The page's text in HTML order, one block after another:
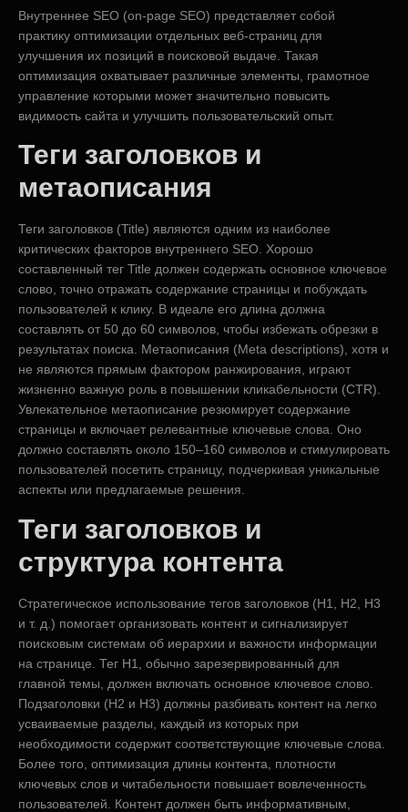
Внутреннее SEO (on-page SEO) представляет собой
практику оптимизации отдельных веб-страниц для
улучшения их позиций в поисковой выдаче. Такая
оптимизация охватывает различные элементы, грамотное
управление которыми может значительно повысить
видимость сайта и улучшить пользовательский опыт.
Теги заголовков и
метаописания
Теги заголовков (Title) являются одним из наиболее
критических факторов внутреннего SEO. Хорошо
составленный тег Title должен содержать основное ключевое
слово, точно отражать содержание страницы и побуждать
пользователей к клику. В идеале его длина должна
составлять от 50 до 60 символов, чтобы избежать обрезки в
результатах поиска. Метаописания (Meta descriptions), хотя и
не являются прямым фактором ранжирования, играют
жизненно важную роль в повышении кликабельности (CTR).
Увлекательное метаописание резюмирует содержание
страницы и включает релевантные ключевые слова. Оно
должно составлять около 150–160 символов и стимулировать
пользователей посетить страницу, подчеркивая уникальные
аспекты или предлагаемые решения.
Теги заголовков и
структура контента
Стратегическое использование тегов заголовков (H1, H2, H3
и т. д.) помогает организовать контент и сигнализирует
поисковым системам об иерархии и важности информации
на странице. Тег H1, обычно зарезервированный для
главной темы, должен включать основное ключевое слово.
Подзаголовки (H2 и H3) должны разбивать контент на легко
усваиваемые разделы, каждый из которых при
необходимости содержит соответствующие ключевые слова.
Более того, оптимизация длины контента, плотности
ключевых слов и читабельности повышает вовлеченность
пользователей. Контент должен быть информативным,